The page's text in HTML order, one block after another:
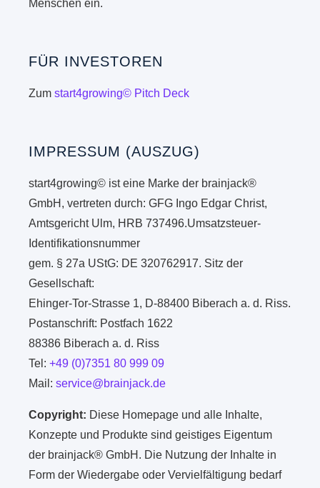
Menschen ein.
FÜR INVESTOREN
Zumstart4growing© Pitch Deck
IMPRESSUM (AUSZUG)
start4growing© ist eine Marke der brainjack®
GmbH, vertreten durch: GFG Ingo Edgar Christ,
Amtsgericht Ulm, HRB 737496.Umsatzsteuer-
Identifikationsnummer
gem. § 27a UStG: DE 320762917. Sitz der
Gesellschaft:
Ehinger-Tor-Strasse 1, D-88400 Biberach a. d. Riss.
Postanschrift: Postfach 1622
88386 Biberach a. d. Riss
Tel:+49 (0)7351 80 999 09
Mail:service@brainjack.de
Copyright: Diese Homepage und alle Inhalte,
Konzepte und Produkte sind geistiges Eigentum
der brainjack® GmbH. Die Nutzung der Inhalte in
Form der Wiedergabe oder Vervielfältigung bedarf